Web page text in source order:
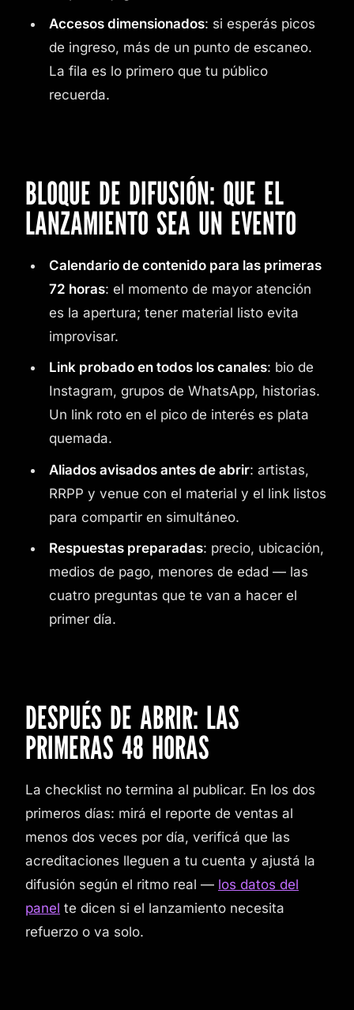
Accesos dimensionados: si esperás picos
de ingreso, más de un punto de escaneo.
La fila es lo primero que tu público
recuerda.
BLOQUE DE DIFUSIÓN: QUE EL
LANZAMIENTO SEA UN EVENTO
Calendario de contenido para las primeras
72 horas: el momento de mayor atención
es la apertura; tener material listo evita
improvisar.
Link probado en todos los canales: bio de
Instagram, grupos de WhatsApp, historias.
Un link roto en el pico de interés es plata
quemada.
Aliados avisados antes de abrir: artistas,
RRPP y venue con el material y el link listos
para compartir en simultáneo.
Respuestas preparadas: precio, ubicación,
medios de pago, menores de edad — las
cuatro preguntas que te van a hacer el
primer día.
DESPUÉS DE ABRIR: LAS
PRIMERAS 48 HORAS
La checklist no termina al publicar. En los dos
primeros días: mirá el reporte de ventas al
menos dos veces por día, verificá que las
acreditaciones lleguen a tu cuenta y ajustá la
difusión según el ritmo real — los datos del
panel te dicen si el lanzamiento necesita
refuerzo o va solo.